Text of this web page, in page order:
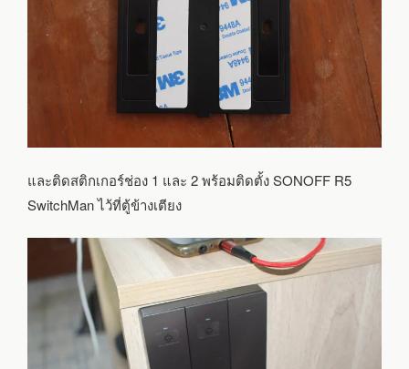
และติดสติกเกอร์ช่อง 1 และ 2 พร้อมติดตั้ง SONOFF R5
SwitchMan ไว้ที่ตู้ข้างเตียง